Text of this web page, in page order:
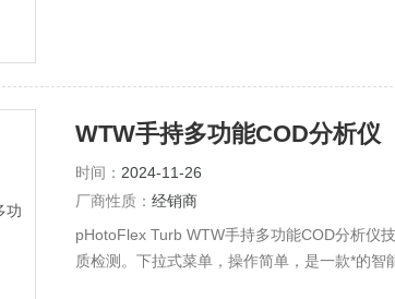
根据实际应用需求选择合适的型号。采用人体
WTW手持多功能COD分析仪
时间： 2024-11-26
厂商性质： 经销商
pHotoFlex Turb WTW手持多功能COD分析仪
质检测。下拉式菜单，操作简单，是一款*的智